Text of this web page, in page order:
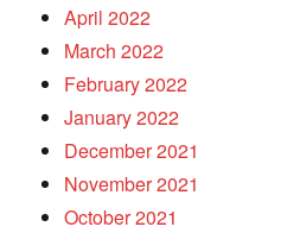
April 2022
March 2022
February 2022
January 2022
December 2021
November 2021
October 2021